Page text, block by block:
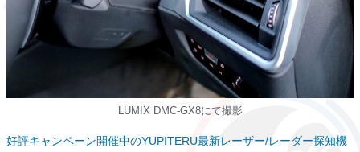
LUMIX DMC-GX8にて撮影
好評キャンペーン開催中のYUPITERU最新レーザー/レーダー探知機